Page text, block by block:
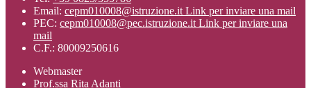
Email: cepm010008@istruzione.it Link per inviare una mail
PEC: cepm010008@pec.istruzione.it Link per inviare una
mail
C.F.: 80009250616
Webmaster
Prof.ssa Rita Adanti